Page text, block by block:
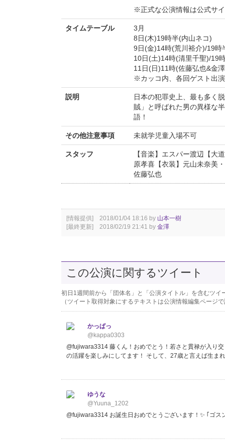
※正式な公演情報は公式サ
タイムテーブル
3月
8日(木)19時半(内山ネコ)
9日(金)14時(荒川裕介)/19時
10日(土)14時(清里千聖)/19
11日(日)11時(佐藤弘也&金
※カッコ内、各回ゲスト出
説明
日本の犯罪史上、最も多く
賊」と呼ばれた男の異様な
語！
その他注意事項 未就学児童入場不可
スタッフ
【音楽】エスパー渡辺【大
原孝喜【衣装】元山未奈美
佐藤弘也
[情報提供] 2018/01/04 18:16 by 山本一樹
[最終更新] 2018/02/19 21:41 by 金澤
この公演に関するツイート
初日1週間前から「団体名」と「公演タイトル」を含むツイ
（ツイート取得対象にするテキストは公演情報編集ページ
かっぱっ
@kappa0303
@fujiwara3314 藤くん！おめでとう！若さと貫禄が入り
の活躍を楽しみにしてます！ そして、27歳と言えば生
ゆうな
@Yuuna_1202
@fujiwara3314 お誕生日おめでとうございます！✨ ｢ゴ